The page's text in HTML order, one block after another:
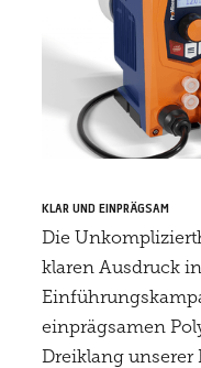
KLAR UND EINPRÄGSAM
Die
klaren Ausdruck
einprägsamen
Dreiklang